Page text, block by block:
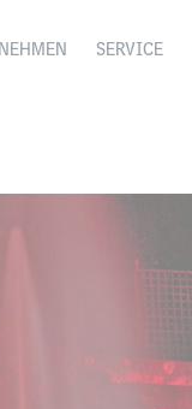
SERVICE